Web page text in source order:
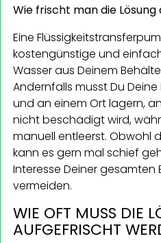
Wie frischt man die Lösung
Eine
kostengünstige und
Wasser aus Deinem
Andernfalls musst Du
und an einem Ort lagern,
nicht beschädigt wird,
manuell entleerst. Obwohl
kann es gern mal schief
Interesse Deiner gesamten
vermeiden.
WIE OFT MUSS DIE
AUFGEFRISCHT